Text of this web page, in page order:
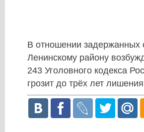
В отношении
Ленинскому району
243 Уголовного кодекса
грозит до трёх лет